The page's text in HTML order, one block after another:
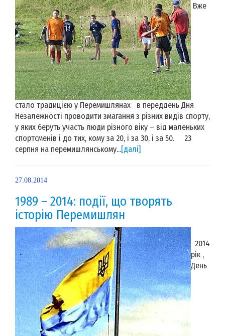
Вже
стало традицією у Перемишлянах в переддень Дня
Незалежності проводити змагання з різних видів спорту,
у яких беруть участь люди різного віку – від маленьких
спортсменів і до тих, кому за 20, і за 30, і за 50. 23
серпня на перемишлянському...[далі]
27.08.2014
1989 – 2014: події, що творять
історію Перемишлян
2014
рік ,
День